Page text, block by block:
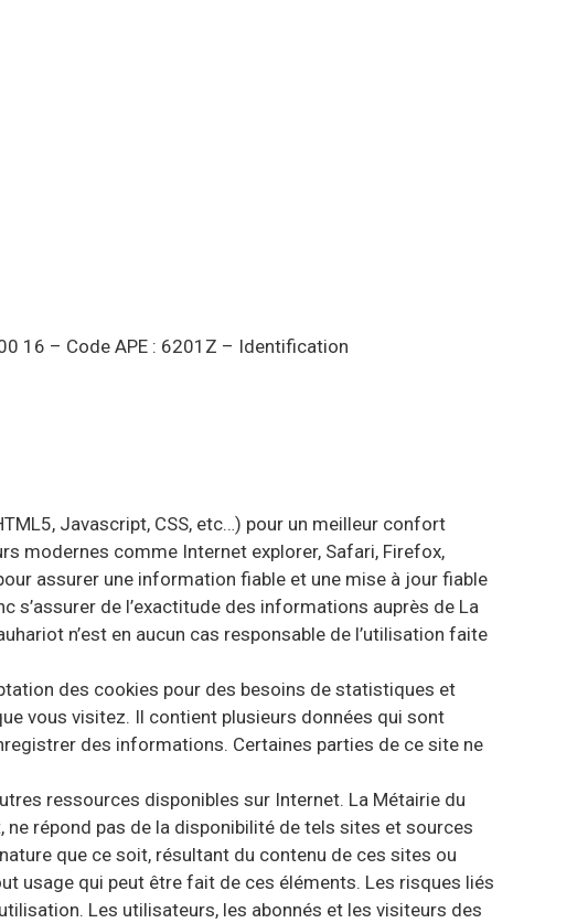
16 – Code APE : 6201Z – Identification
Javascript, CSS, etc…) pour un meilleur confort
modernes comme Internet explorer, Safari, Firefox,
assurer une information fiable et une mise à jour fiable
s’assurer de l’exactitude des informations auprès de La
n’est en aucun cas responsable de l’utilisation faite
des cookies pour des besoins de statistiques et
vous visitez. Il contient plusieurs données qui sont
des informations. Certaines parties de ce site ne
ressources disponibles sur Internet. La Métairie du
répond pas de la disponibilité de tels sites et sources
que ce soit, résultant du contenu de ces sites ou
usage qui peut être fait de ces éléments. Les risques liés
Les utilisateurs, les abonnés et les visiteurs des